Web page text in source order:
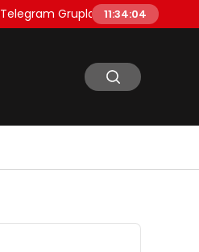
Grupları Nasıl Bulunur?:
11:34:05